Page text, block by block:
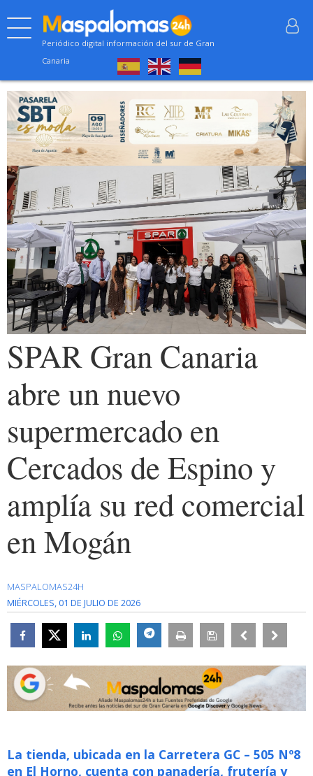
Periódico digital información del sur de Gran
Canaria
SPAR Gran Canaria
abre un nuevo
supermercado en
Cercados de Espino y
amplía su red comercial
en Mogán
MASPALOMAS24H
MIÉRCOLES, 01 DE JULIO DE 2026
La tienda, ubicada en la Carretera GC – 505 Nº8
en El Horno, cuenta con panadería, frutería y